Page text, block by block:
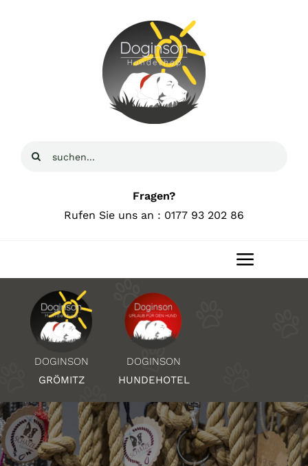
Suche
Fragen?
Rufen Sie uns an : 0177 93 202 86
Toggle
Home
Über Uns
Kontakt
DOGINSON
GRÖMITZ
DOGINSON
HUNDEHOTEL